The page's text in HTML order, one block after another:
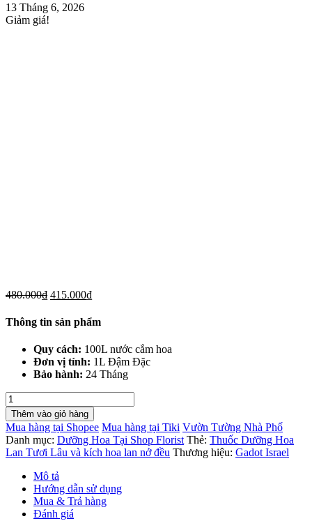
13 Tháng 6, 2026
Giảm giá!
480.000₫ 415.000₫
Thông tin sản phẩm
Quy cách: 100L nước cắm hoa
Đơn vị tính: 1L Đậm Đặc
Bảo hành: 24 Tháng
Thuốc
Dưỡng
Hoa
Lan
Tươi
Lâu
kích
Thêm vào giỏ hàng
Mua hàng tại Shopee Mua hàng tại Tiki Vườn Tường Nhà Phố
Danh mục: Dưỡng Hoa Tại Shop Florist Thẻ: Thuốc Dưỡng Hoa
Lan Tươi Lâu và kích hoa lan nở đều Thương hiệu: Gadot Israel
Mô tả
Hướng dẫn sử dụng
Mua & Trả hàng
Đánh giá